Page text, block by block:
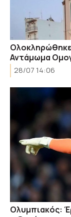
Ολοκληρώθηκε
Αντάμωμα
28/07 14:06
Ολυμπιακός: